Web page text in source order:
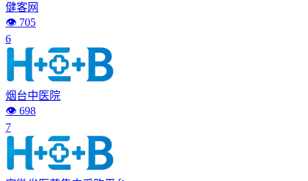
健客网
👁️ 705
6
烟台中医院
👁️ 698
7